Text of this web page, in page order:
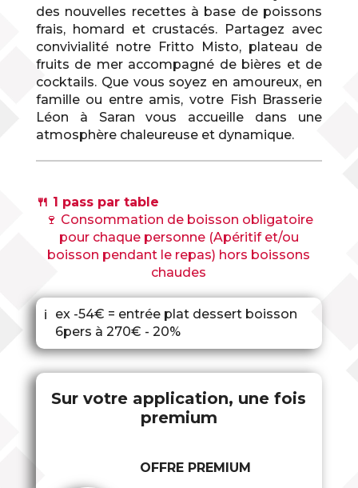
des nouvelles recettes à base de poissons
frais, homard et crustacés. Partagez avec
convivialité notre Fritto Misto, plateau de
fruits de mer accompagné de bières et de
cocktails. Que vous soyez en amoureux, en
famille ou entre amis, votre Fish Brasserie
Léon à Saran vous accueille dans une
atmosphère chaleureuse et dynamique.
🍴 1 pass par table
🍷 Consommation de boisson obligatoire
pour chaque personne (Apéritif et/ou
boisson pendant le repas) hors boissons
chaudes
ℹ
ex -54€ = entrée plat dessert boisson
6pers à 270€ - 20%
Sur votre application, une fois
premium
OFFRE PREMIUM